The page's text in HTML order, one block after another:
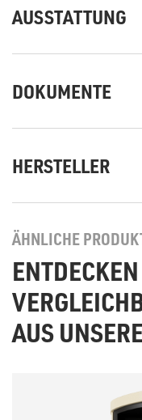
AUSSTATTUNG
DOKUMENTE
HERSTELLER
ÄHNLICHE
AUS